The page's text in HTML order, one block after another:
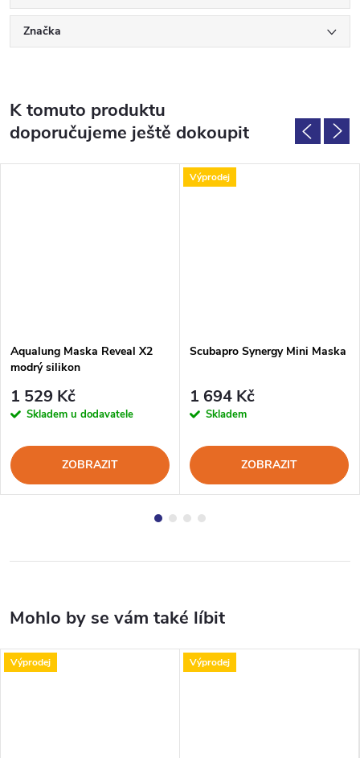
Značka
K tomuto produktu
doporučujeme ještě dokoupit
Aqualung Maska Reveal X2
modrý silikon
1 529 Kč
Skladem u dodavatele
ZOBRAZIT
Výprodej
Scubapro Synergy Mini Maska
1 694 Kč
Skladem
ZOBRAZIT
Výprodej Výprodej